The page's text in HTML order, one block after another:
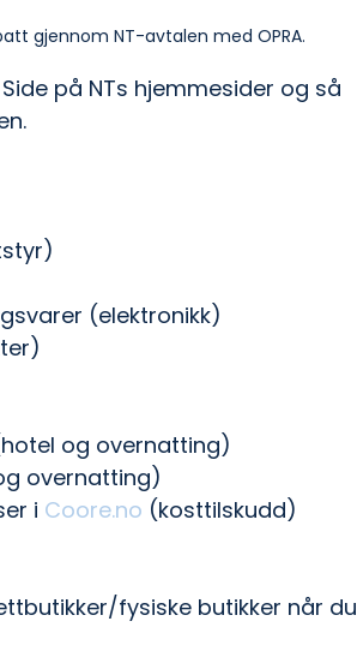
gjennom NT-avtalen med OPRA.
på NTs hjemmesider og så
(elektronikk)
og overnatting)
overnatting)
i Coore.no (kosttilskudd)
fysiske butikker når du